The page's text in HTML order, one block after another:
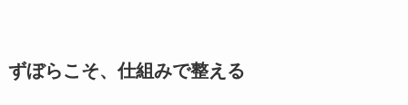
ずぼらこそ、仕組みで整える